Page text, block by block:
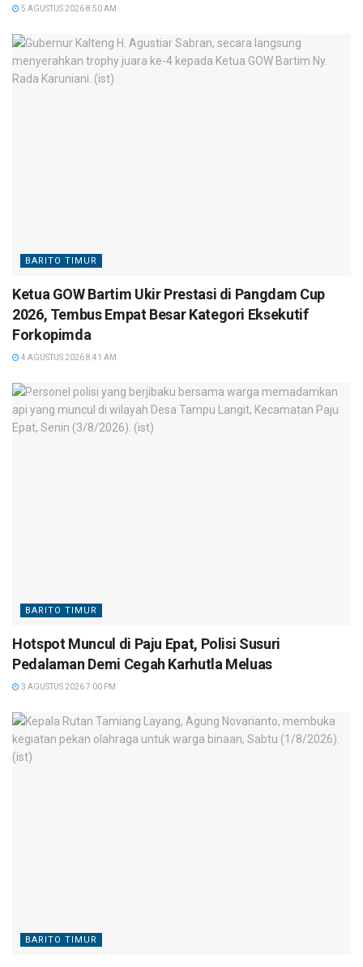
5 AGUSTUS 2026 8:50 AM
BARITO TIMUR
Ketua GOW Bartim Ukir Prestasi di Pangdam Cup
2026, Tembus Empat Besar Kategori Eksekutif
Forkopimda
4 AGUSTUS 2026 8:41 AM
BARITO TIMUR
Hotspot Muncul di Paju Epat, Polisi Susuri
Pedalaman Demi Cegah Karhutla Meluas
3 AGUSTUS 2026 7:00 PM
BARITO TIMUR